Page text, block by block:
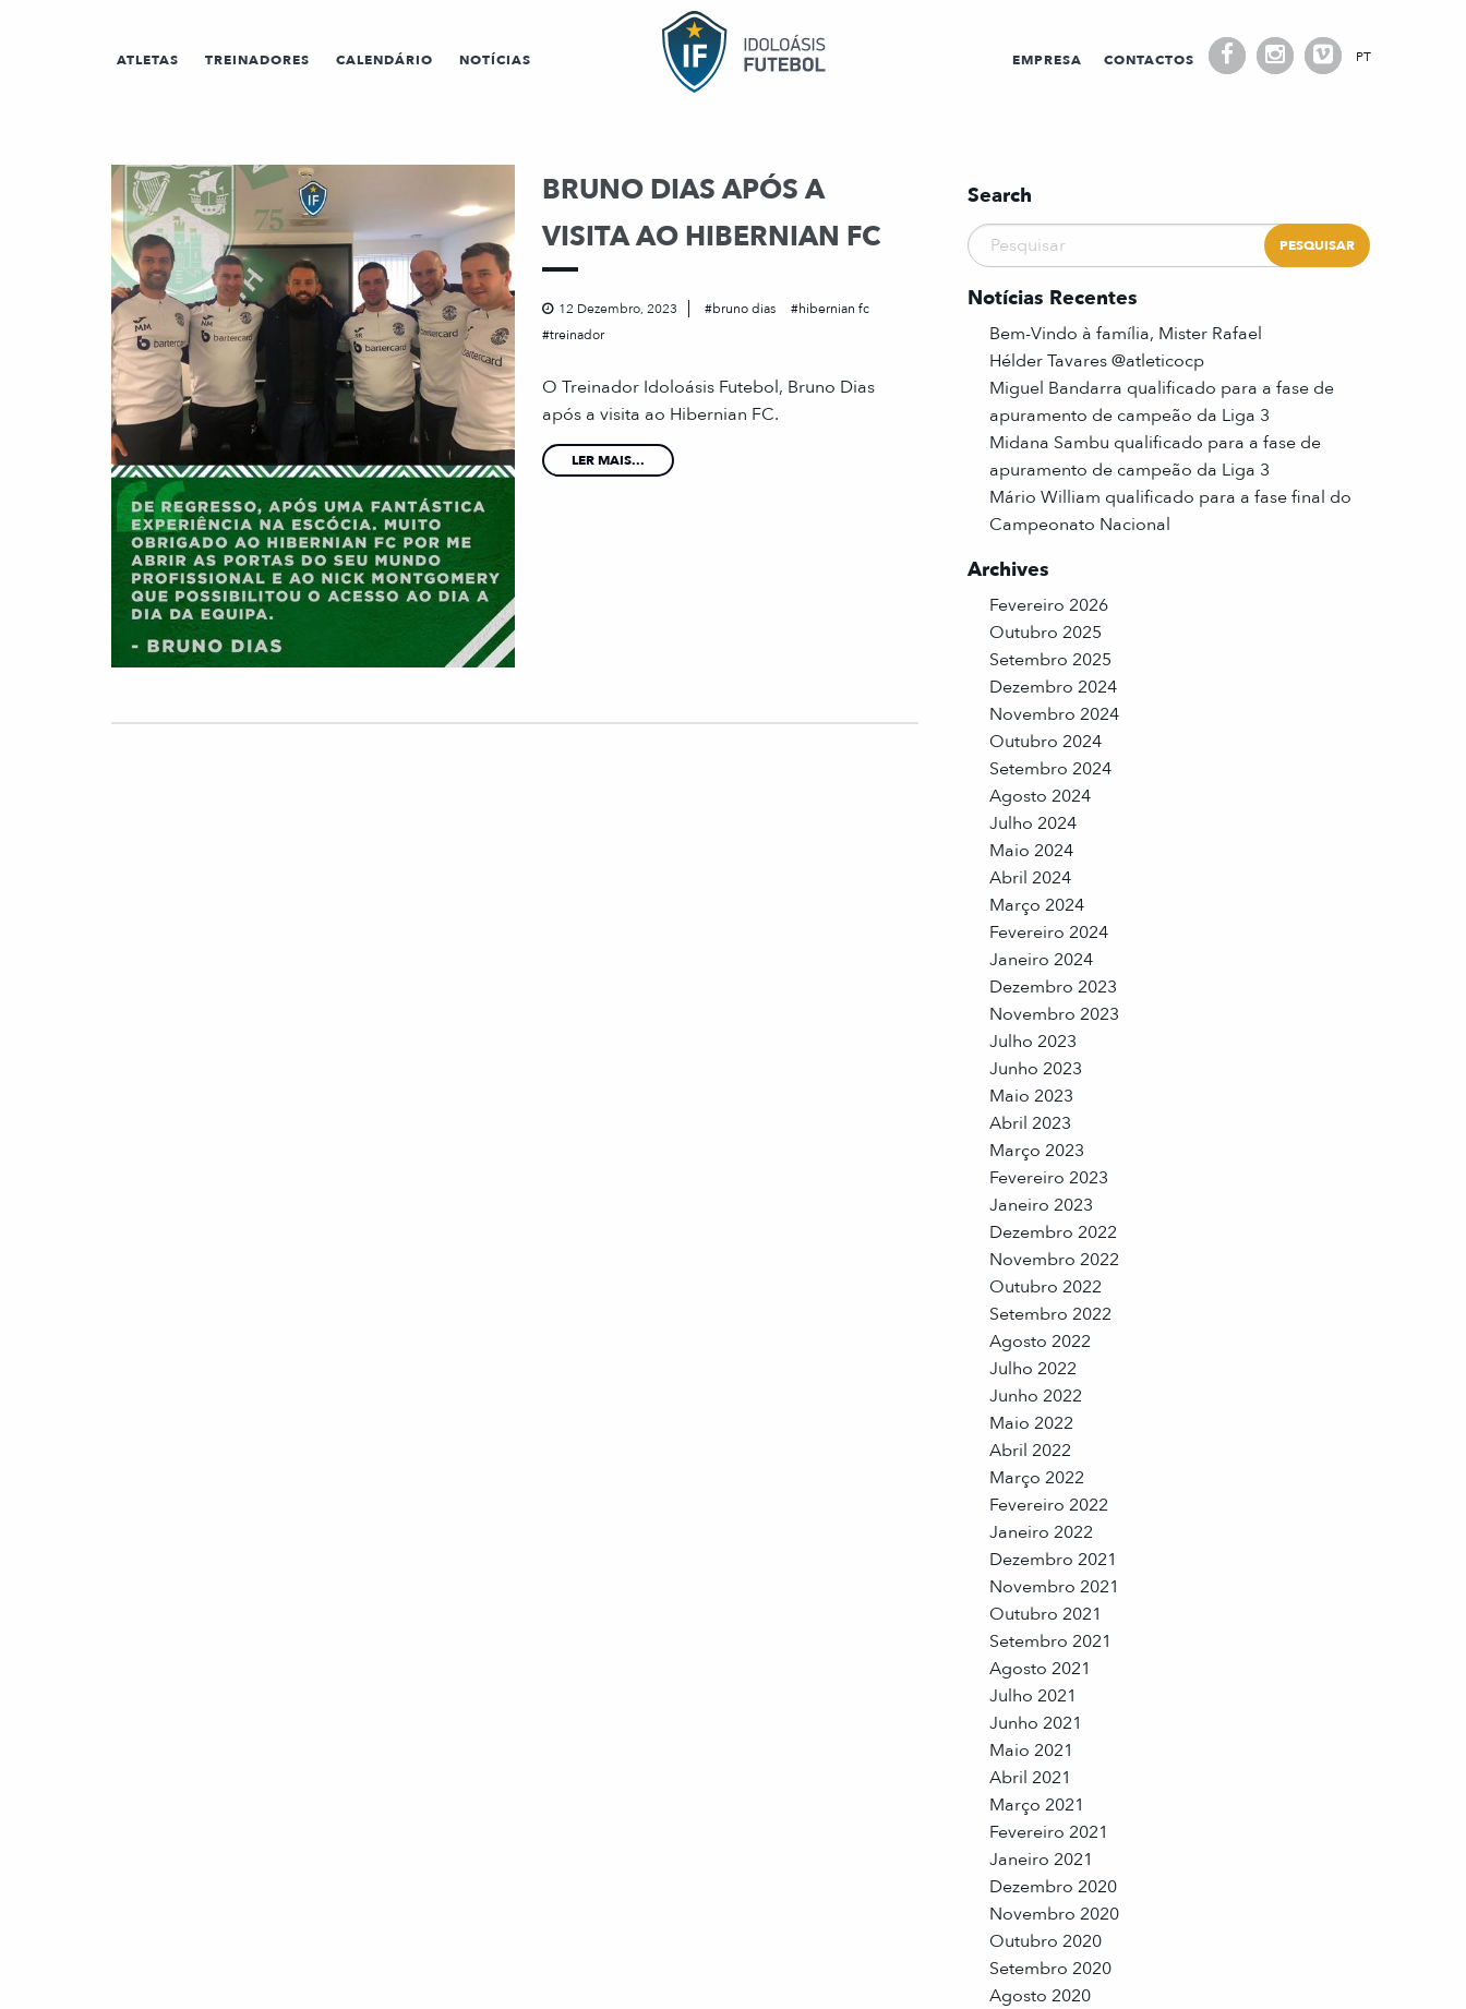
ATLETAS TREINADORES CALENDÁRIO NOTÍCIAS EMPRESA CONTACTOS PT
BRUNO DIAS APÓS A
VISITA AO HIBERNIAN FC
12 Dezembro, 2023 bruno dias
hibernian fc
treinador
O Treinador Idoloásis Futebol, Bruno Dias
após a visita ao Hibernian FC.
LER MAIS...
Search
Notícias Recentes
Bem-Vindo à família, Mister Rafael
Hélder Tavares @atleticocp
Miguel Bandarra qualificado para a fase de
apuramento de campeão da Liga 3
Midana Sambu qualificado para a fase de
apuramento de campeão da Liga 3
Mário William qualificado para a fase final do
Campeonato Nacional
Archives
Fevereiro 2026
Outubro 2025
Setembro 2025
Dezembro 2024
Novembro 2024
Outubro 2024
Setembro 2024
Agosto 2024
Julho 2024
Maio 2024
Abril 2024
Março 2024
Fevereiro 2024
Janeiro 2024
Dezembro 2023
Novembro 2023
Julho 2023
Junho 2023
Maio 2023
Abril 2023
Março 2023
Fevereiro 2023
Janeiro 2023
Dezembro 2022
Novembro 2022
Outubro 2022
Setembro 2022
Agosto 2022
Julho 2022
Junho 2022
Maio 2022
Abril 2022
Março 2022
Fevereiro 2022
Janeiro 2022
Dezembro 2021
Novembro 2021
Outubro 2021
Setembro 2021
Agosto 2021
Julho 2021
Junho 2021
Maio 2021
Abril 2021
Março 2021
Fevereiro 2021
Janeiro 2021
Dezembro 2020
Novembro 2020
Outubro 2020
Setembro 2020
Agosto 2020